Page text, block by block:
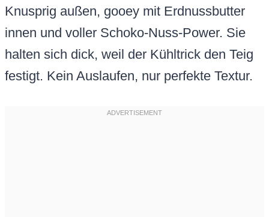
Knusprig außen, gooey mit Erdnussbutter
innen und voller Schoko-Nuss-Power. Sie
halten sich dick, weil der Kühltrick den Teig
festigt. Kein Auslaufen, nur perfekte Textur.